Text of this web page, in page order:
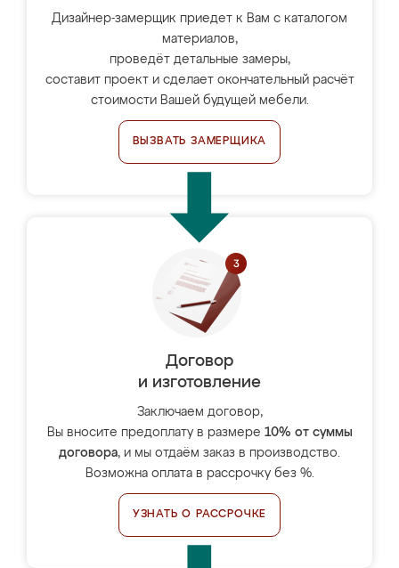
Дизайнер-замерщик приедет к Вам с каталогом
материалов,
проведёт детальные замеры,
составит проект и сделает окончательный расчёт
стоимости Вашей будущей мебели.
ВЫЗВАТЬ ЗАМЕРЩИКА
Договор
и изготовление
Заключаем договор,
Вы вносите предоплату в размере 10% от суммы
договора, и мы отдаём заказ в производство.
Возможна оплата в рассрочку без %.
УЗНАТЬ О РАССРОЧКЕ